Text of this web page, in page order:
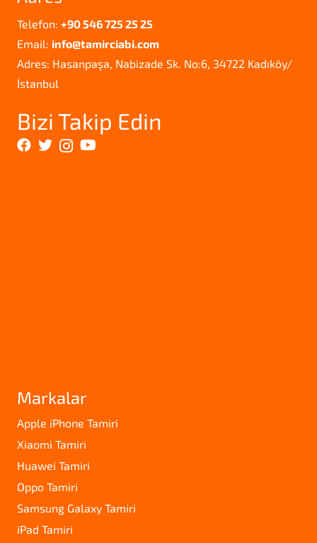
Telefon: +90 546 725 25 25
Email: info@tamirciabi.com
Adres: Hasanpaşa, Nabizade Sk. No:6, 34722 Kadıköy/
İstanbul
Bizi Takip Edin
Markalar
Apple iPhone Tamiri
Xiaomi Tamiri
Huawei Tamiri
Oppo Tamiri
Samsung Galaxy Tamiri
iPad Tamiri